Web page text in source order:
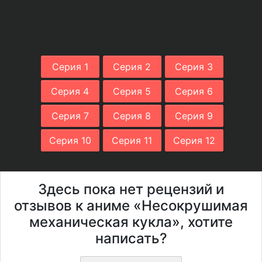
Серия 1 Серия 2 Серия 3
Серия 4 Серия 5 Серия 6
Серия 7 Серия 8 Серия 9
Серия 10 Серия 11 Серия 12
Здесь пока нет рецензий и
отзывов к аниме «Несокрушимая
механическая кукла», хотите
написать?